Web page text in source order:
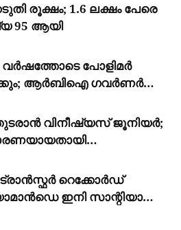
രൂക്ഷം; 1.6 ലക്ഷം പേരെ
95 ആയി
പോളിമർ
ആർബിഐ ഗവർണർ
വിനീഷ്യസ് ജൂനിയർ;
ദ അത്‌ലറ്റിക്കും
റെക്കോർഡ്
ഇനി സാന്റിയാഗോ